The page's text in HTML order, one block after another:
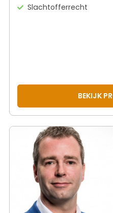
Slachtofferrecht
BEKIJK